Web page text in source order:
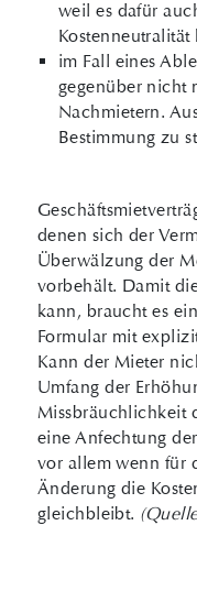
weil es dafür
Kostenneutralität
im Fall eines
gegenüber nicht
Nachmietern.
Bestimmung zu
denen sich der
Überwälzung der
vorbehält. Damit
kann, braucht es
Formular mit
Kann der Mieter
Umfang der
Missbräuchlichkeit
eine Anfechtung
vor allem wenn für
Änderung die
gleichbleibt.